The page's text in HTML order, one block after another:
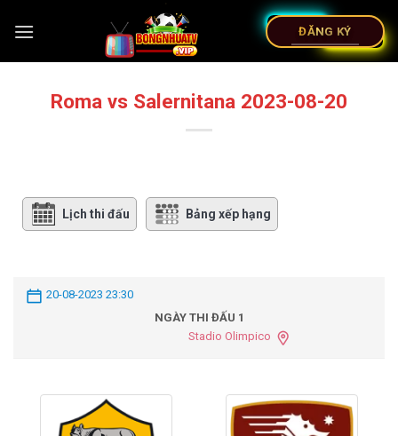
ĐĂNG KÝ
Roma vs Salernitana 2023-08-20
Lịch thi đấu Bảng xếp hạng
20-08-2023 23:30
NGÀY THI ĐẤU 1
Stadio Olimpico